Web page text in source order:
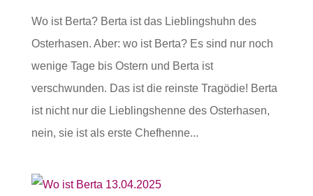
Wo ist Berta? Berta ist das Lieblingshuhn des
Osterhasen. Aber: wo ist Berta? Es sind nur noch
wenige Tage bis Ostern und Berta ist
verschwunden. Das ist die reinste Tragödie! Berta
ist nicht nur die Lieblingshenne des Osterhasen,
nein, sie ist als erste Chefhenne...